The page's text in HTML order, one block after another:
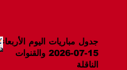
جدول مباريات اليوم الأربعاء
15-07-2026 والقنوات
الناقلة